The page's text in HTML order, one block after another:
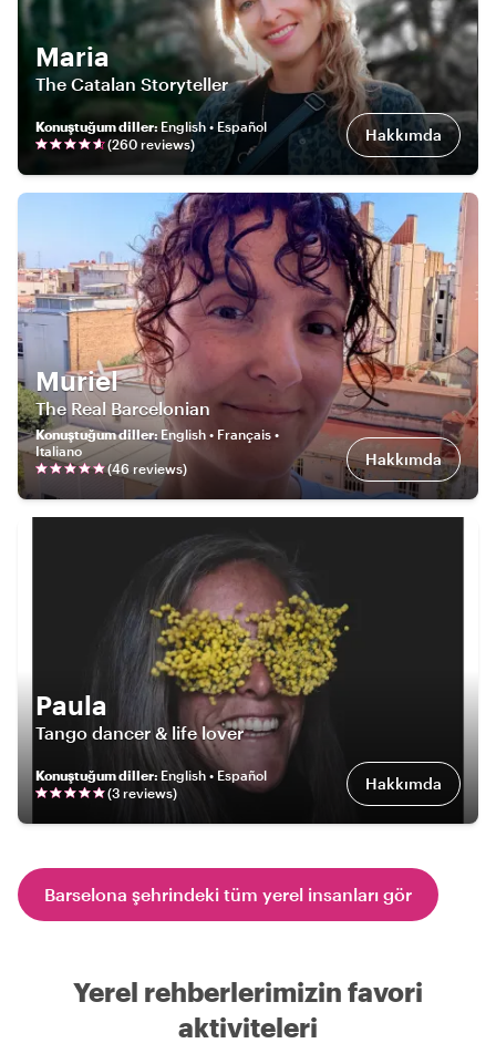
Maria
The Catalan Storyteller
Konuştuğum diller: English • Español
(260 reviews) Hakkımda
Muriel
The Real Barcelonian
Konuştuğum diller:English • Français •
Italiano
(46 reviews) Hakkımda
Paula
Tango dancer & life lover
Konuştuğum diller: English • Español
(3 reviews) Hakkımda
Barselona şehrindeki tüm yerel insanları gör
Yerel rehberlerimizin favori
aktiviteleri